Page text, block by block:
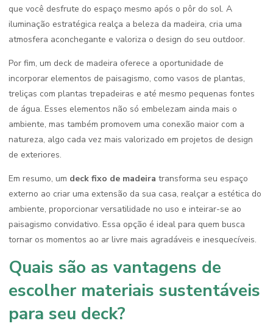
que você desfrute do espaço mesmo após o pôr do sol. A
iluminação estratégica realça a beleza da madeira, cria uma
atmosfera aconchegante e valoriza o design do seu outdoor.
Por fim, um deck de madeira oferece a oportunidade de
incorporar elementos de paisagismo, como vasos de plantas,
treliças com plantas trepadeiras e até mesmo pequenas fontes
de água. Esses elementos não só embelezam ainda mais o
ambiente, mas também promovem uma conexão maior com a
natureza, algo cada vez mais valorizado em projetos de design
de exteriores.
Em resumo, um deck fixo de madeira transforma seu espaço
externo ao criar uma extensão da sua casa, realçar a estética do
ambiente, proporcionar versatilidade no uso e inteirar-se ao
paisagismo convidativo. Essa opção é ideal para quem busca
tornar os momentos ao ar livre mais agradáveis e inesquecíveis.
Quais são as vantagens de
escolher materiais sustentáveis
para seu deck?